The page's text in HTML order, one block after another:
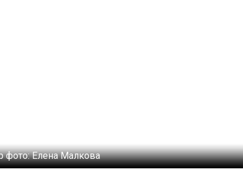
фото:Елена Малкова